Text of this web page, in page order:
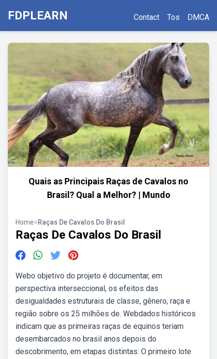
FDPLEARN Contact Tos DMCA
Quais as Principais Raças de Cavalos no
Brasil? Qual a Melhor? | Mundo
Home>Raças De Cavalos Do Brasil
Raças De Cavalos Do Brasil
Webo objetivo do projeto é documentar, em
perspectiva interseccional, os efeitos das
desigualdades estruturais de classe, gênero, raça e
região sobre os 25 milhões de. Webdados históricos
indicam que as primeiras raças de equinos teriam
desembarcados no brasil anos depois do
descobrimento, em etapas distintas: O primeiro lote